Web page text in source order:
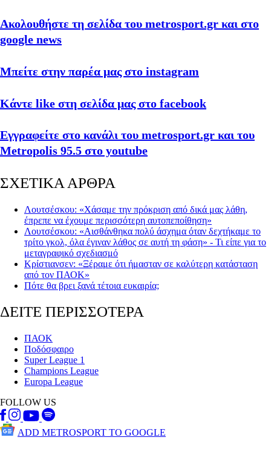
Ακολουθήστε τη σελίδα του metrosport.gr και στο
google news
Μπείτε στην παρέα μας στο instagram
Κάντε like στη σελίδα μας στο facebook
Εγγραφείτε στο κανάλι του metrosport.gr και του
Metropolis 95.5 στο youtube
ΣΧΕΤΙΚΑ ΑΡΘΡΑ
Λουτσέσκου: «Χάσαμε την πρόκριση από δικά μας λάθη,
έπρεπε να έχουμε περισσότερη αυτοπεποίθηση»
Λουτσέσκου: «Αισθάνθηκα πολύ άσχημα όταν δεχτήκαμε το
τρίτο γκολ, όλα έγιναν λάθος σε αυτή τη φάση» - Τι είπε για το
μεταγραφικό σχεδιασμό
Κρίστιανσεν: «Ξέραμε ότι ήμασταν σε καλύτερη κατάσταση
από τον ΠΑΟΚ»
Πότε θα βρει ξανά τέτοια ευκαιρία;
ΔΕΙΤΕ ΠΕΡΙΣΣΟΤΕΡΑ
ΠΑΟΚ
Ποδόσφαιρο
Super League 1
Champions League
Europa League
FOLLOW US
ADD METROSPORT TO GOOGLE